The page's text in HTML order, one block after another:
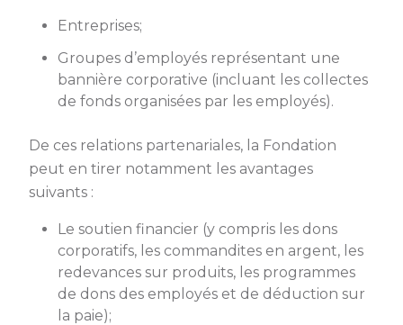
Entreprises;
Groupes d’employés représentant une
bannière corporative (incluant les collectes
de fonds organisées par les employés).
De ces relations partenariales, la Fondation
peut en tirer notamment les avantages
suivants :
Le soutien financier (y compris les dons
corporatifs, les commandites en argent, les
redevances sur produits, les programmes
de dons des employés et de déduction sur
la paie);